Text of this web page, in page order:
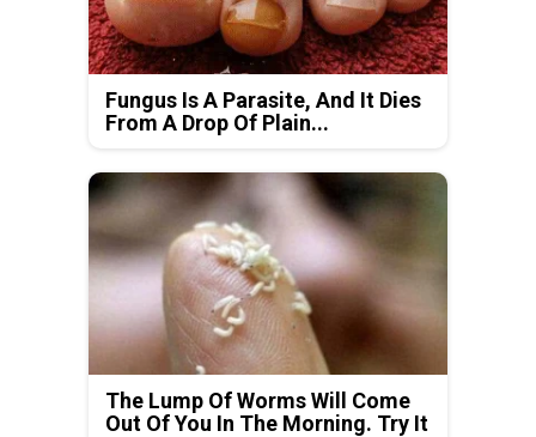
Fungus Is A Parasite, And It Dies
From A Drop Of Plain...
The Lump Of Worms Will Come
Out Of You In The Morning. Try It